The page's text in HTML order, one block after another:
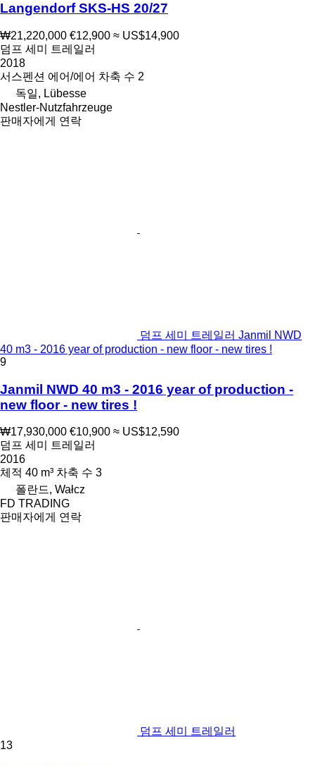
Langendorf SKS-HS 20/27
₩21,220,000 €12,900 ≈ US$14,900
덤프 세미 트레일러
2018
서스펜션 에어/에어 차축 수 2
독일, Lübesse
Nestler-Nutzfahrzeuge
판매자에게 연락
덤프 세미 트레일러 Janmil NWD
40 m3 - 2016 year of production - new floor - new tires !
9
Janmil NWD 40 m3 - 2016 year of production -
new floor - new tires !
₩17,930,000 €10,900 ≈ US$12,590
덤프 세미 트레일러
2016
체적 40 m³ 차축 수 3
폴란드, Wałcz
FD TRADING
판매자에게 연락
덤프 세미 트레일러
13